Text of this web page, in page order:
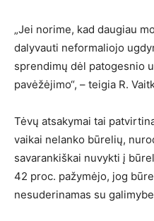
„Jei norime, kad daugiau
dalyvauti neformaliojo
sprendimų dėl patogesnio
pavėžėjimo“, – teigia R.
Tėvų atsakymai tai
vaikai nelanko būrelių,
savarankiškai nuvykti į
42 proc. pažymėjo, jog
nesuderinamas su